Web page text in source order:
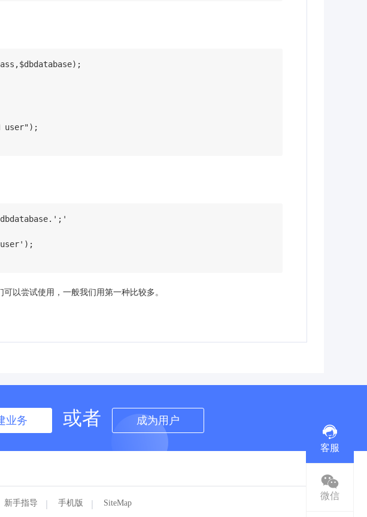
user");
user');
以尝试使用，一般我们用第一种比较多。
业务 或者 成为用户
新手指导 手机版 SiteMap
客服
微信